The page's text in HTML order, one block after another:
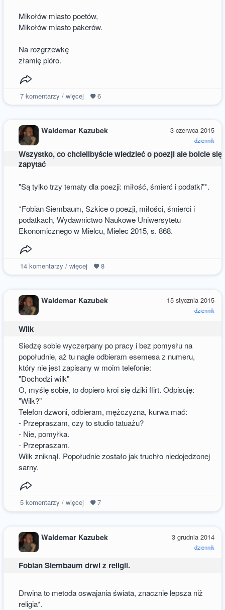
Mikołów miasto poetów,
Mikołów miasto pakerów.
Na rozgrzewkę
złamię pióro.
7komentarzy / więcej 6
3 czerwca 2015
dziennik
Waldemar Kazubek
Wszystko, co chcielibyście wiedzieć o poezji ale boicie się
zapytać
"Są tylko trzy tematy dla poezji: miłość, śmierć i podatki"*.
*Fobian Siembaum, Szkice o poezji, miłości, śmierci i
podatkach, Wydawnictwo Naukowe Uniwersytetu
Ekonomicznego w Mielcu, Mielec 2015, s. 868.
14komentarzy / więcej 8
15 stycznia 2015
dziennik
Waldemar Kazubek
Wilk
Siedzę sobie wyczerpany po pracy i bez pomysłu na
popołudnie, aż tu nagle odbieram esemesa z numeru,
który nie jest zapisany w moim telefonie:
"Dochodzi wilk"
O, myślę sobie, to dopiero kroi się dziki flirt. Odpisuję:
"Wilk?"
Telefon dzwoni, odbieram, mężczyzna, kurwa mać:
- Przepraszam, czy to studio tatuażu?
- Nie, pomyłka.
- Przepraszam.
Wilk zniknął. Popołudnie zostało jak truchło niedojedzonej
sarny.
5komentarzy / więcej 7
3 grudnia 2014
dziennik
Waldemar Kazubek
Fobian Siembaum drwi z religii.
Drwina to metoda oswajania świata, znacznie lepsza niż
religia*.